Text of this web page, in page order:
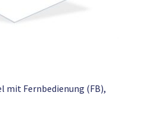
mit Fernbedienung (FB),